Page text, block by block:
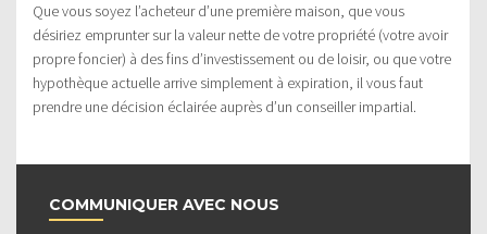
Que vous soyez l’acheteur d’une première maison, que vous
désiriez emprunter sur la valeur nette de votre propriété (votre avoir
propre foncier) à des fins d’investissement ou de loisir, ou que votre
hypothèque actuelle arrive simplement à expiration, il vous faut
prendre une décision éclairée auprès d’un conseiller impartial.
COMMUNIQUER AVEC NOUS